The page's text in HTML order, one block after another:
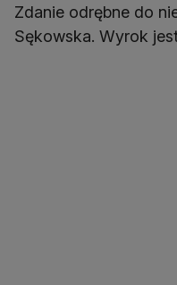
Zdanie odrębne do
Sękowska. Wyrok